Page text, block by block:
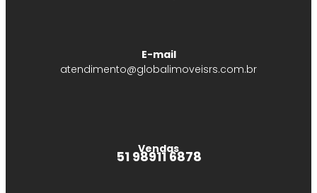
E-mail
atendimento@globalimoveisrs.com.br
Vendas
51 98911 6878